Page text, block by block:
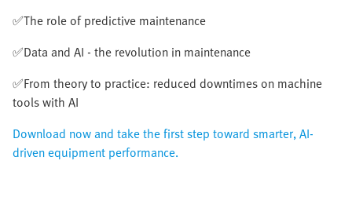
✅The role of predictive maintenance​
✅Data and AI - the revolution in maintenance​
✅From theory to practice: reduced downtimes on machine
tools with AI​
Download now and take the first step toward smarter, AI-
driven equipment performance.​